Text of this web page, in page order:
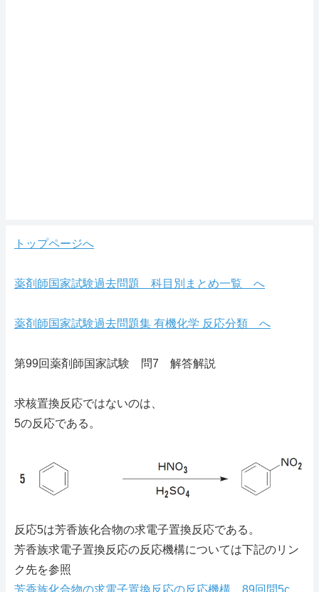
トップページへ
薬剤師国家試験過去問題 科目別まとめ一覧 へ
薬剤師国家試験過去問題集 有機化学 反応分類 へ
第99回薬剤師国家試験 問7 解答解説
求核置換反応ではないのは、
5の反応である。
反応5は芳香族化合物の求電子置換反応である。
芳香族求電子置換反応の反応機構については下記のリン
ク先を参照